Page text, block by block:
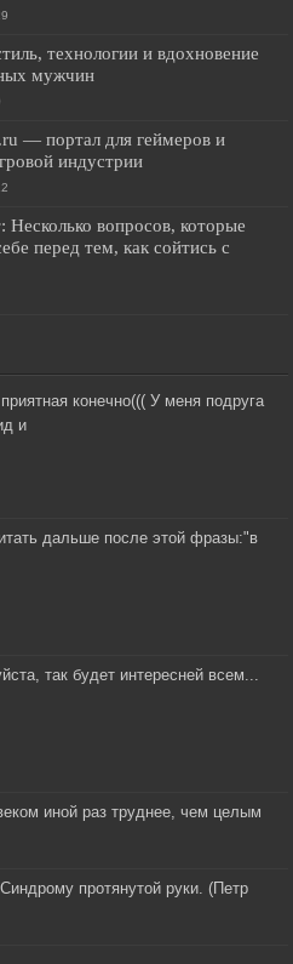
технологии и вдохновение
мужчин
— портал для геймеров и
индустрии
Несколько вопросов, которые
перед тем, как сойтись с
конечно((( У меня подруга
и
дальше после этой фразы:"в
так будет интересней всем...
иной раз труднее, чем целым
протянутой руки. (Петр